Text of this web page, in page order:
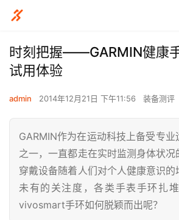
时刻把握——GARMIN健康
试用体验
admin 2014年12月21日 下午11:56 装备测评
GARMIN作为在运动科技上备受专
之一，一直都走在实时监测身体状
穿戴设备随着人们对个人健康意识
未有的关注度，各类手表手环扎
vivosmart手环如何脱颖而出呢？